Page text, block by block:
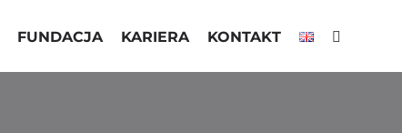
FUNDACJA KARIERA KONTAKT